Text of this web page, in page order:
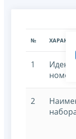
№
1
номер
2